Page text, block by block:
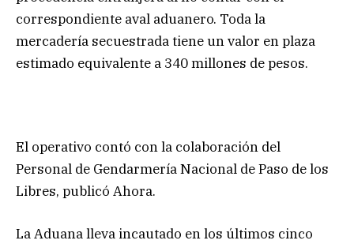
correspondiente aval aduanero. Toda la
mercadería secuestrada tiene un valor en plaza
estimado equivalente a 340 millones de pesos.
El operativo contó con la colaboración del
Personal de Gendarmería Nacional de Paso de los
Libres, publicó Ahora.
La Aduana lleva incautado en los últimos cinco